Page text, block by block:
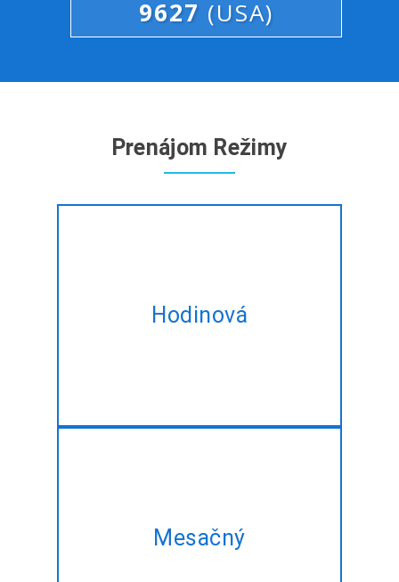
9627 (USA)
Prenájom Režimy
Hodinová
vývojári na hodinovom základe
šité na mieru spĺňajú vaše
Mesačný
rovnaké Java/J2EE rozvoj
služieb v najlepšom